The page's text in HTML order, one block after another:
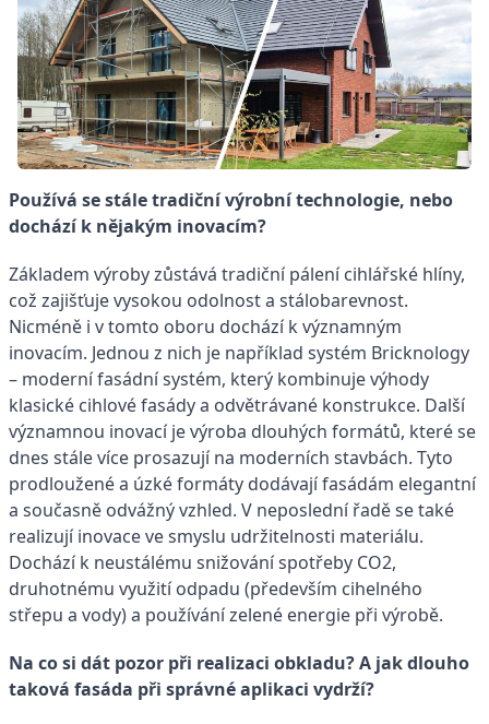
Používá se stále tradiční výrobní technologie, nebo
dochází k nějakým inovacím?
Základem výroby zůstává tradiční pálení cihlářské hlíny,
což zajišťuje vysokou odolnost a stálobarevnost.
Nicméně i v tomto oboru dochází k významným
inovacím. Jednou z nich je například systém Bricknology
– moderní fasádní systém, který kombinuje výhody
klasické cihlové fasády a odvětrávané konstrukce. Další
významnou inovací je výroba dlouhých formátů, které se
dnes stále více prosazují na moderních stavbách. Tyto
prodloužené a úzké formáty dodávají fasádám elegantní
a současně odvážný vzhled. V neposlední řadě se také
realizují inovace ve smyslu udržitelnosti materiálu.
Dochází k neustálému snižování spotřeby CO2,
druhotnému využití odpadu (především cihelného
střepu a vody) a používání zelené energie při výrobě.
Na co si dát pozor při realizaci obkladu? A jak dlouho
taková fasáda při správné aplikaci vydrží?